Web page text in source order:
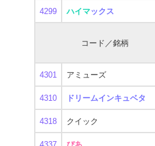
4299 ハイマックス
コード／銘柄
4301 アミューズ
4310 ドリームインキュベタ
4318 クイック